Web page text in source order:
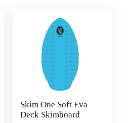
Skim One Soft Eva
Deck Skimboard